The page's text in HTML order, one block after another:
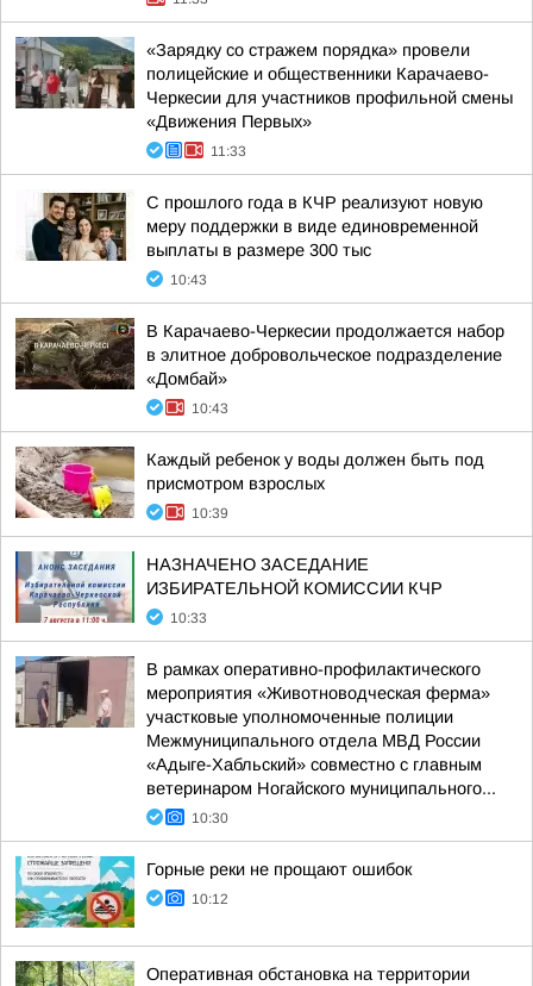
«Зарядку со стражем порядка» провели
полицейские и общественники Карачаево-
Черкесии для участников профильной смены
«Движения Первых»
11:33
С прошлого года в КЧР реализуют новую
меру поддержки в виде единовременной
выплаты в размере 300 тыс
10:43
В Карачаево-Черкесии продолжается набор
в элитное добровольческое подразделение
«Домбай»
10:43
Каждый ребенок у воды должен быть под
присмотром взрослых
10:39
НАЗНАЧЕНО ЗАСЕДАНИЕ
ИЗБИРАТЕЛЬНОЙ КОМИССИИ КЧР
10:33
В рамках оперативно-профилактического
мероприятия «Животноводческая ферма»
участковые уполномоченные полиции
Межмуниципального отдела МВД России
«Адыге-Хабльский» совместно с главным
ветеринаром Ногайского муниципального...
10:30
Горные реки не прощают ошибок
10:12
Оперативная обстановка на территории